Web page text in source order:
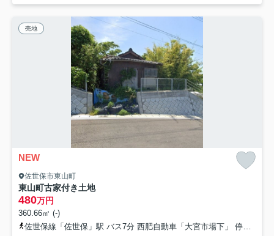
売地
NEW
佐世保市東山町
東山町古家付き土地
480万円
360.66㎡ (-)
佐世保線「佐世保」駅 バス7分 西肥自動車「大宮市場下」 停歩6分